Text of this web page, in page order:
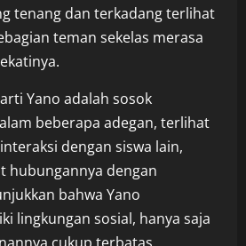
tenang dan terkadang terlihat
teman sekelas merasa
Yano adalah sosok
beberapa adegan, terlihat
dengan siswa lain,
hubungannya dengan
bahwa Yano
lingkungan sosial, hanya saja